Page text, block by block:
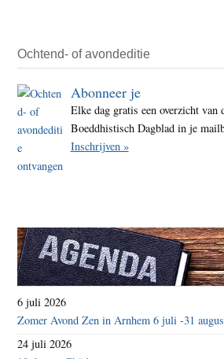
Ochtend- of avondeditie
Abonneer je
Elke dag gratis een overzicht van
Boeddhistisch Dagblad in je
Inschrijven »
6 juli 2026
Zomer Avond Zen in Arnhem 6 juli -31
24 juli 2026